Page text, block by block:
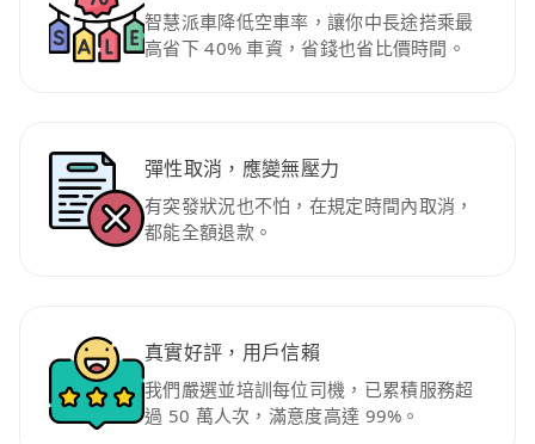
智慧派車降低空車率，讓你中長途搭乘最
高省下 40% 車資，省錢也省比價時間。
彈性取消，應變無壓力
有突發狀況也不怕，在規定時間內取消，
都能全額退款。
真實好評，用戶信賴
我們嚴選並培訓每位司機，已累積服務超
過 50 萬人次，滿意度高達 99%。